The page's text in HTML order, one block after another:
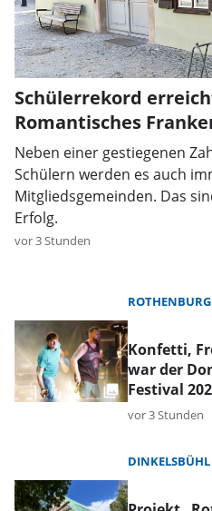
Schülerrekord
Romantisches
Neben einer gestiegenen
Schülern werden es auch
Mitgliedsgemeinden. Das
Erfolg.
vor 3 Stunden
ROTHENBURG
Konfetti,
war der
Festival
vor 3 Stunden
DINKELSBÜHL